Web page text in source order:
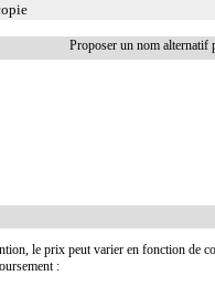
Proposer un nom alternatif
le prix peut varier en fonction
: